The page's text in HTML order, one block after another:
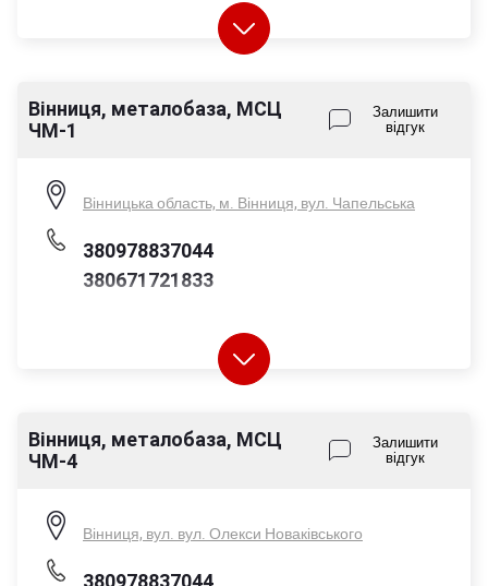
Пн-Пт - 08:00-17:00
Вінниця, металобаза, МСЦ
ЧМ-1
Залишити
відгук
Вінницька область, м. Вінниця, вул. Чапельська
380978837044
380671721833
Сб - 08:00-14:00
Вінниця, металобаза, МСЦ
ЧМ-4
Залишити
відгук
Вінниця, вул. вул. Олекси Новаківського
380978837044